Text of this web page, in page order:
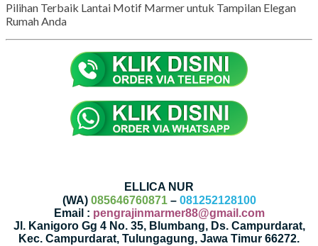
Pilihan Terbaik Lantai Motif Marmer untuk Tampilan Elegan
Rumah Anda
ELLICA NUR
(WA) 085646760871– 081252128100
Email : pengrajinmarmer88@gmail.com
Jl. Kanigoro Gg 4 No. 35, Blumbang, Ds. Campurdarat,
Kec. Campurdarat, Tulungagung, Jawa Timur 66272.